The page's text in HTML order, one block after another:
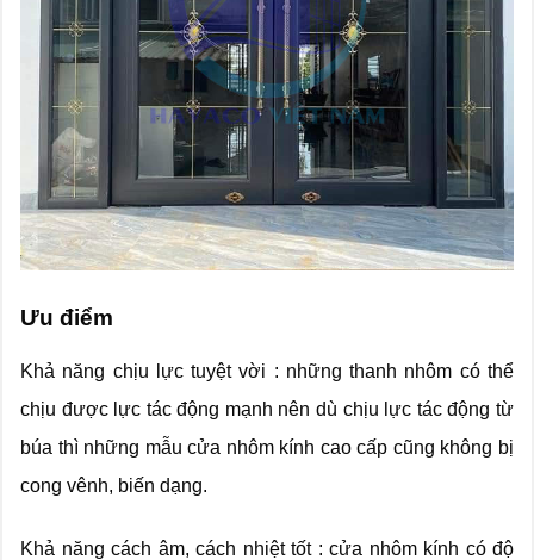
Ưu điểm
Khả năng chịu lực tuyệt vời : những thanh nhôm có thể
chịu được lực tác động mạnh nên dù chịu lực tác động từ
búa thì những mẫu cửa nhôm kính cao cấp cũng không bị
cong vênh, biến dạng.
Khả năng cách âm, cách nhiệt tốt : cửa nhôm kính có độ